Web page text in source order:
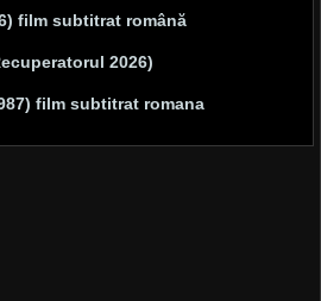
film subtitrat română
2026)
film subtitrat romana